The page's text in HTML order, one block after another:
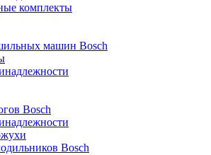
комплекты
машин Bosch
Bosch
Bosch